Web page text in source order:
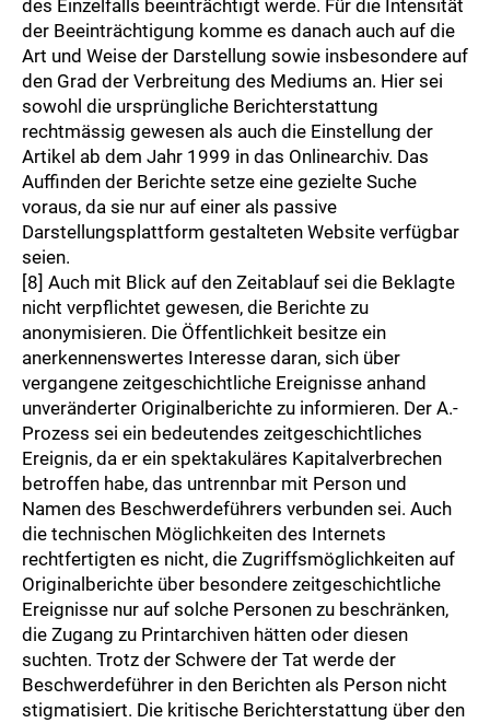
des Einzelfalls beeinträchtigt werde. Für die Intensität
der Beeinträchtigung komme es danach auch auf die
Art und Weise der Darstellung sowie insbesondere auf
den Grad der Verbreitung des Mediums an. Hier sei
sowohl die ursprüngliche Berichterstattung
rechtmässig gewesen als auch die Einstellung der
Artikel ab dem Jahr 1999 in das Onlinearchiv. Das
Auffinden der Berichte setze eine gezielte Suche
voraus, da sie nur auf einer als passive
Darstellungsplattform gestalteten Website verfügbar
seien.
[8] Auch mit Blick auf den Zeitablauf sei die Beklagte
nicht verpflichtet gewesen, die Berichte zu
anonymisieren. Die Öffentlichkeit besitze ein
anerkennenswertes Interesse daran, sich über
vergangene zeitgeschichtliche Ereignisse anhand
unveränderter Originalberichte zu informieren. Der A.-
Prozess sei ein bedeutendes zeitgeschichtliches
Ereignis, da er ein spektakuläres Kapitalverbrechen
betroffen habe, das untrennbar mit Person und
Namen des Beschwerdeführers verbunden sei. Auch
die technischen Möglichkeiten des Internets
rechtfertigten es nicht, die Zugriffsmöglichkeiten auf
Originalberichte über besondere zeitgeschichtliche
Ereignisse nur auf solche Personen zu beschränken,
die Zugang zu Printarchiven hätten oder diesen
suchten. Trotz der Schwere der Tat werde der
Beschwerdeführer in den Berichten als Person nicht
stigmatisiert. Die kritische Berichterstattung über den